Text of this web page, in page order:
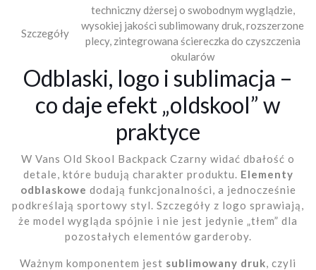
Szczegóły
techniczny dżersej o swobodnym wyglądzie,
wysokiej jakości sublimowany druk, rozszerzone
plecy, zintegrowana ściereczka do czyszczenia
okularów
Odblaski, logo i sublimacja –
co daje efekt „oldskool” w
praktyce
W Vans Old Skool Backpack Czarny widać dbałość o
detale, które budują charakter produktu. Elementy
odblaskowe dodają funkcjonalności, a jednocześnie
podkreślają sportowy styl. Szczegóły z logo sprawiają,
że model wygląda spójnie i nie jest jedynie „tłem” dla
pozostałych elementów garderoby.
Ważnym komponentem jest sublimowany druk , czyli